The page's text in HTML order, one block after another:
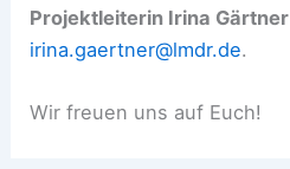
Projektleiterin Irina Gärtner
irina.gaertner@lmdr.de.
Wir freuen uns auf Euch!